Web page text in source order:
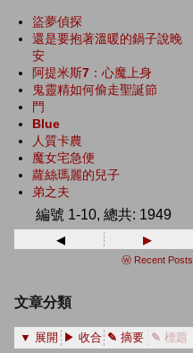
盜夢偵探
還是要抱著溫暖的鍋子說晚
安
阿提米斯7：心魔上身
鬼靈精如何偷走聖誕節
門
Blue
人質卡農
魔女宅急便
蘿絲瑪麗的兒子
弟之夫
編號 1-10, 總共: 1949
◂ ▸
ⓦ Recent Posts
文章分類
▼ 展開 ▶ 收合 ✎ 摘要 ✎ 標題